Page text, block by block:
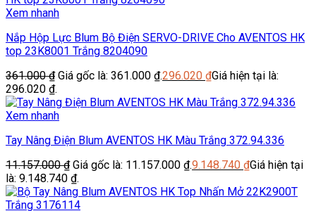
Xem nhanh
Nắp Hộp Lực Blum Bộ Điện SERVO-DRIVE Cho AVENTOS HK
top 23K8001 Trắng 8204090
361.000₫ Giá gốc là: 361.000 ₫.296.020 ₫Giá hiện tại là:
296.020 ₫.
Xem nhanh
Tay Nâng Điện Blum AVENTOS HK Màu Trắng 372.94.336
11.157.000₫ Giá gốc là: 11.157.000 ₫.9.148.740 ₫Giá hiện tại
là: 9.148.740 ₫.